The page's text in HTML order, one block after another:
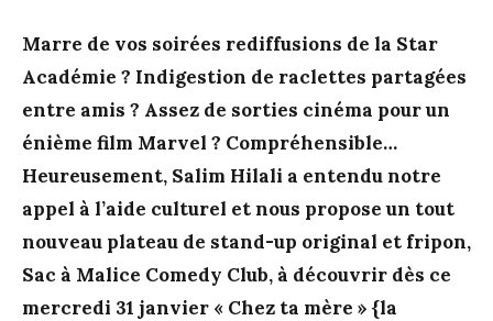
Marre de vos soirées rediffusions de la Star
Académie ? Indigestion de raclettes partagées
entre amis ? Assez de sorties cinéma pour un
énième film Marvel ? Compréhensible…
Heureusement, Salim Hilali a entendu notre
appel à l’aide culturel et nous propose un tout
nouveau plateau de stand-up original et fripon,
Sac à Malice Comedy Club, à découvrir dès ce
mercredi 31 janvier « Chez ta mère » {la